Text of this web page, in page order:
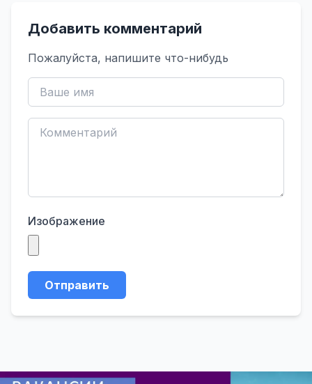
Добавить комментарий
Пожалуйста, напишите что-нибудь
Изображение
Отправить